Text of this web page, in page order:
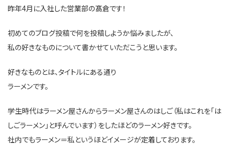
昨年4月に入社した営業部の髙倉です！
初めてのブログ投稿で何を投稿しようか悩みましたが、
私の好きなものについて書かせていただこうと思います。
好きなものとは、タイトルにある通り
ラーメンです。
学生時代はラーメン屋さんからラーメン屋さんのはしご（私はこれを「は
しごラーメン」と呼んでいます）をしたほどのラーメン好きです。
社内でもラーメン＝私というほどイメージが定着しております。